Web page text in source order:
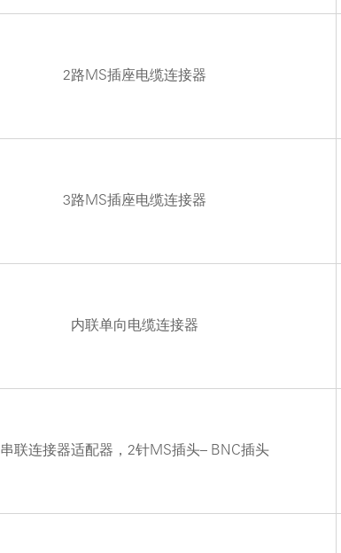
2路MS插座电缆连接器
3路MS插座电缆连接器
内联单向电缆连接器
串联连接器适配器，2针MS插头– BNC插头